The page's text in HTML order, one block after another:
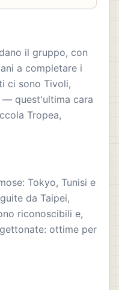
il gruppo, con
a completare i
ci sono Tivoli,
— quest'ultima cara
Tropea,
Tokyo, Tunisi e
da Taipei,
riconoscibili e,
ottime per